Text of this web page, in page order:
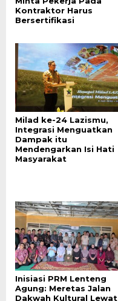
Kontraktor Harus
Bersertifikasi
Milad ke-24 Lazismu,
Integrasi Menguatkan
Dampak itu
Mendengarkan Isi Hati
Masyarakat
Inisiasi PRM Lenteng
Agung: Meretas Jalan
Dakwah Kultural Lewat